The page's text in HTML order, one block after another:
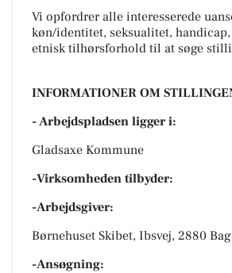
Vi opfordrer alle interesserede
køn/identitet, seksualitet,
etnisk tilhørsforhold til at søge
INFORMATIONER OM
- Arbejdspladsen ligger i:
Gladsaxe Kommune
-Virksomheden tilbyder:
-Arbejdsgiver:
Børnehuset Skibet, Ibsvej, 2880
-Ansøgning: